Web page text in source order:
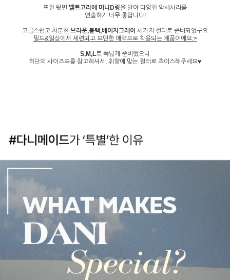
또한 뒷면 벨트고리에 미니D링을 달아 다양한 악세사리를
연출하기 너무 좋답니다!
고급스럽고 차분한 브라운,블랙,베이지그레이 세가지 컬러로 준비되었구요
필드&일상에서 세련되고 모던한 매력으로 착용되는 제품이에요:>
S,M,L로 폭넓게 준비했으니
하단의 사이즈표를 참고하셔서, 취향에 맞는 컬러로 초이스해주세요♥